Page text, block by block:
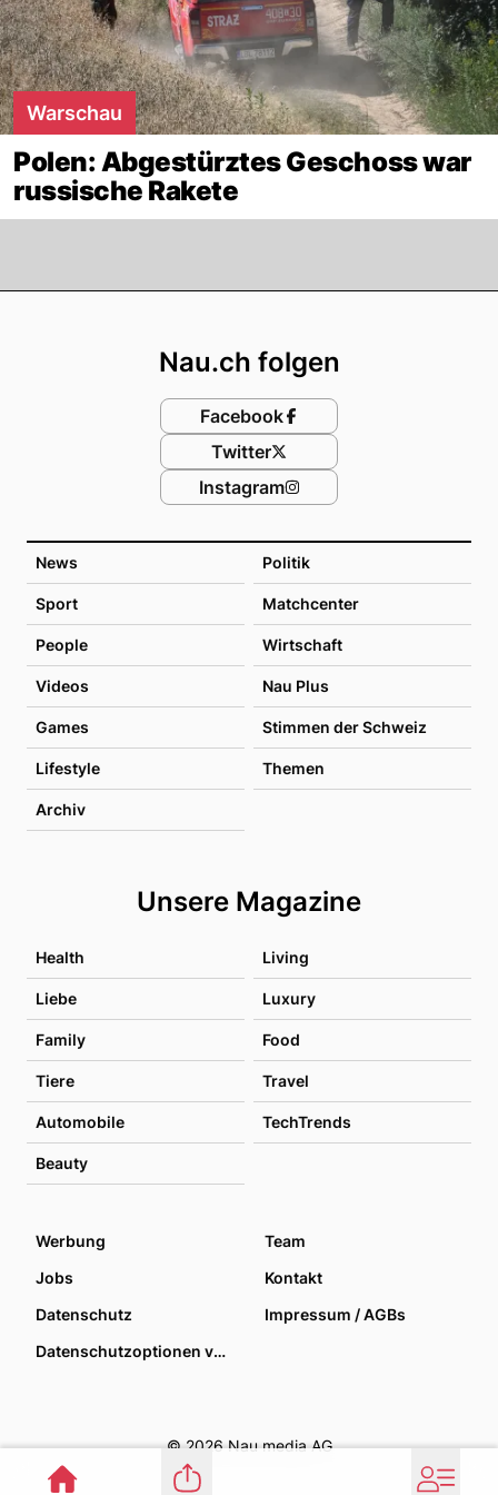
Warschau
Polen: Abgestürztes Geschoss war
russische Rakete
News Politik
Sport Matchcenter
People Wirtschaft
Videos Nau Plus
Games Stimmen der Schweiz
Lifestyle Themen
Archiv
Unsere Magazine
Health Living
Liebe Luxury
Family Food
Tiere Travel
Automobile TechTrends
Beauty
Nau.ch folgen
Facebook
Twitter
Instagram
Werbung
Team
Jobs
Kontakt
Datenschutz
Impressum / AGBs
Datenschutzoptionen verwalten
© 2026 Nau media AG